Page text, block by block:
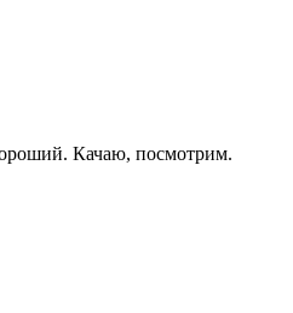
Качаю, посмотрим.